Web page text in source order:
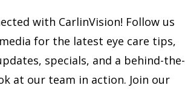
with CarlinVision! Follow us
for the latest eye care tips,
specials, and a behind-the-
at our team in action. Join our